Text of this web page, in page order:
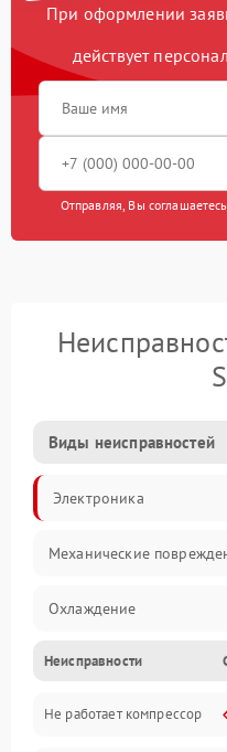
При оформлении
действует
Отправляя, Вы
Виды неисправностей
Электроника
Механические
Охлаждение
Механика
Электропитание
Неисправности
Не работает компрессор